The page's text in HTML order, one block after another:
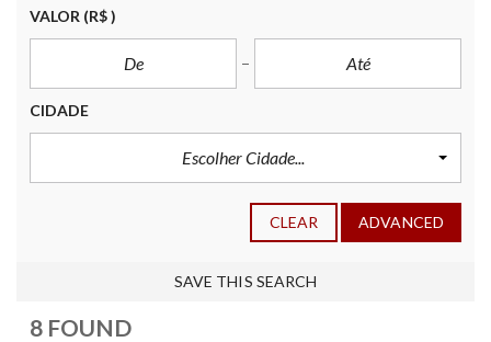
VALOR (R$ )
CIDADE
Escolher Cidade...
CLEAR ADVANCED
SAVE THIS SEARCH
8 FOUND